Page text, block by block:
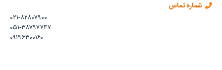
شماره تماس
۰۲۱-۸۲۸۰۷۹۰۰
۰۵۱-۳۸۷۹۷۷۴۷
۰۹۱۹۶۳۰۰۱۶۰